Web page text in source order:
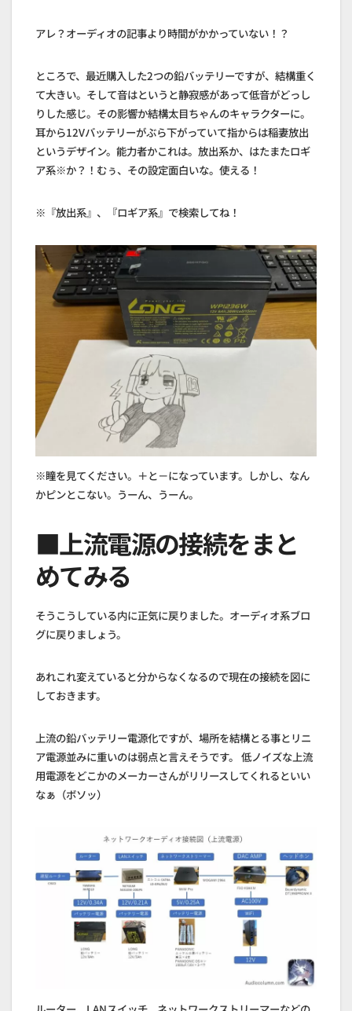
アレ？オーディオの記事より時間がかかっていない！？
ところで、最近購入した2つの鉛バッテリーですが、結構重く
て大きい。そして音はというと静寂感があって低音がどっし
りした感じ。その影響か結構太目ちゃんのキャラクターに。
耳から12Vバッテリーがぶら下がっていて指からは稲妻放出
というデザイン。能力者かこれは。放出系か、はたまたロギ
ア系※か？！むぅ、その設定面白いな。使える！
※『放出系』、『ロギア系』で検索してね！
※瞳を見てください。＋と－になっています。しかし、なん
かピンとこない。うーん、うーん。
■上流電源の接続をまと
めてみる
そうこうしている内に正気に戻りました。オーディオ系ブロ
グに戻りましょう。
あれこれ変えていると分からなくなるので現在の接続を図に
しておきます。
上流の鉛バッテリー電源化ですが、場所を結構とる事とリニ
ア電源並みに重いのは弱点と言えそうです。 低ノイズな上流
用電源をどこかのメーカーさんがリリースしてくれるといい
なぁ（ボソッ）